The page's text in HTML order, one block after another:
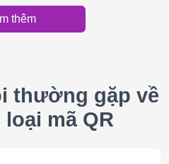
thêm
thường gặp về
mã QR